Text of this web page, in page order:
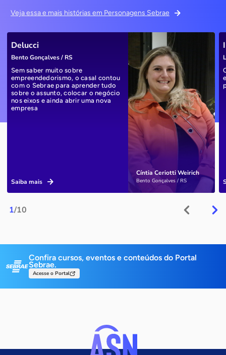
Veja essa e mais histórias em Personagens Sebrae
1/10
Cíntia Ceriotti Weirich
Bento Gonçalves / RS
Delucci
Bento Gonçalves / RS
Sem saber muito sobre
empreendedorismo, o casal contou
com o Sebrae para aprender tudo
sobre o assunto, colocar o negócio
nos eixos e ainda abrir uma nova
empresa
Saiba mais
Confira cursos, eventos e conteúdos do Portal
Sebrae.
Acesse o Portal